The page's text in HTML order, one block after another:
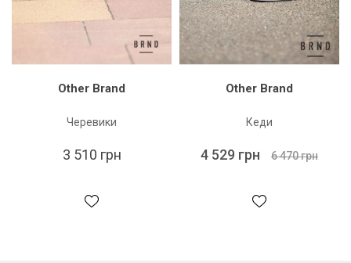
Other Brand
Черевики
3 510 грн
Other Brand
Кеди
4 529 грн 6 470 грн